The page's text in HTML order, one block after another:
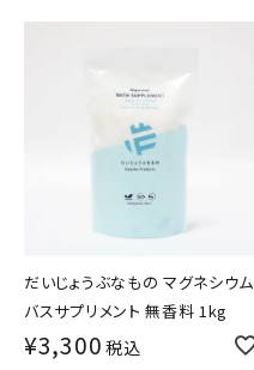
だいじょうぶなもの マグネシウム
バスサプリメント 無香料 1kg
¥3,300 税込